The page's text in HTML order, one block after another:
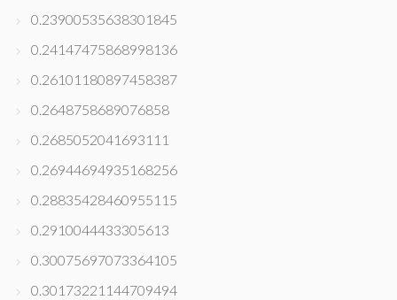
0.23900535638301845
0.24147475868998136
0.26101180897458387
0.2648758689076858
0.2685052041693111
0.26944694935168256
0.28835428460955115
0.2910044433305613
0.30075697073364105
0.30173221144709494